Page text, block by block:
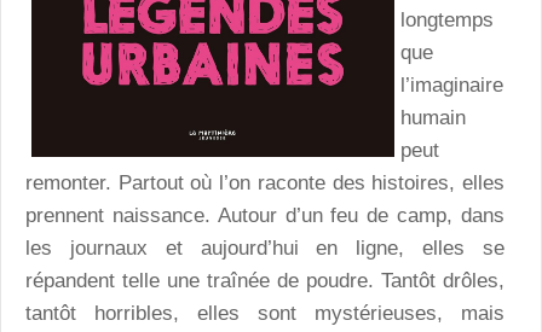
longtemps
que
l’imaginaire
humain
peut
remonter. Partout où l’on raconte des histoires, elles
prennent naissance. Autour d’un feu de camp, dans
les journaux et aujourd’hui en ligne, elles se
répandent telle une traînée de poudre. Tantôt drôles,
tantôt horribles, elles sont mystérieuses, mais